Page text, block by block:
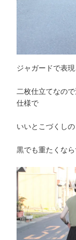
ジャガードで表
二枚仕立てなの
仕様で
いいとこづくしの
黒でも重たくな